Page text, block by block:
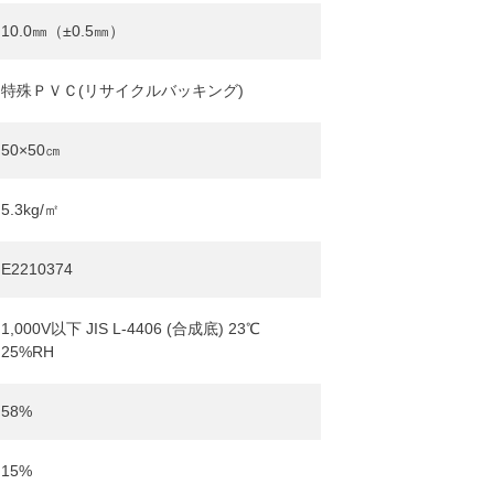
10.0㎜（±0.5㎜）
特殊ＰＶＣ(リサイクルバッキング)
50×50㎝
5.3kg/㎡
E2210374
1,000V以下 JIS L-4406 (合成底) 23℃
25%RH
58%
15%